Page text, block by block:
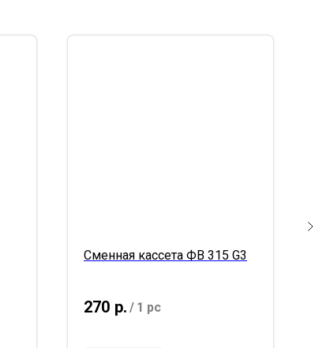
Сменная кассета ФВ 315 G3
270 р. / 1 pc